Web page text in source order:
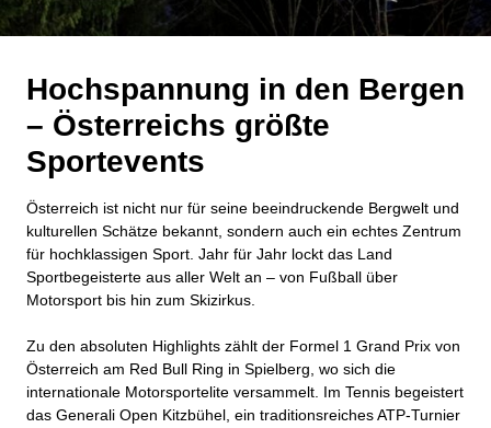
Hochspannung in den Bergen
– Österreichs größte
Sportevents
Österreich ist nicht nur für seine beeindruckende Bergwelt und
kulturellen Schätze bekannt, sondern auch ein echtes Zentrum
für hochklassigen Sport. Jahr für Jahr lockt das Land
Sportbegeisterte aus aller Welt an – von Fußball über
Motorsport bis hin zum Skizirkus.
Zu den absoluten Highlights zählt der Formel 1 Grand Prix von
Österreich am Red Bull Ring in Spielberg, wo sich die
internationale Motorsportelite versammelt. Im Tennis begeistert
das Generali Open Kitzbühel, ein traditionsreiches ATP-Turnier